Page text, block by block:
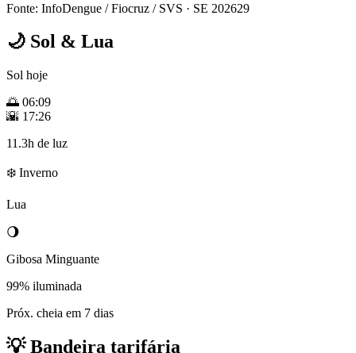
Fonte: InfoDengue / Fiocruz / SVS · SE 202629
🌙 Sol & Lua
Sol hoje
🌅 06:09
🌇 17:26
11.3h de luz
❄️ Inverno
Lua
🌖
Gibosa Minguante
99% iluminada
Próx. cheia em 7 dias
💡Bandeira tarifária